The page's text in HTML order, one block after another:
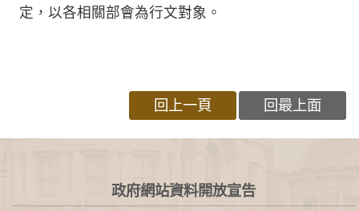
定，以各相關部會為行文對象。
回上一頁 回最上面
:::
政府網站資料開放宣告